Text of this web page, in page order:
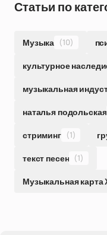
Статьи по
Музыка (10)
культурное
музыкальная
наталья подольская
стриминг (1)
текст песен (1)
Музыкальная карта